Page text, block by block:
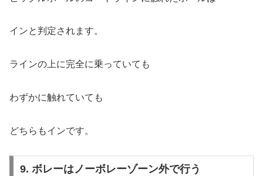
インと判定されます。
ラインの上に完全に乗っていても
わずかに触れていても
どちらもインです。
9. ボレーはノーボレーゾーン外で行う